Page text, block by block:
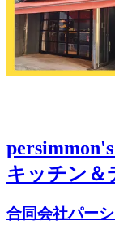
キッチン＆
合同会社パー